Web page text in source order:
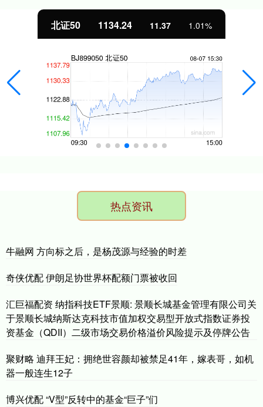
北证50 1134.24 11.37 1.01%
热点资讯
牛融网 方向标之后，是杨茂源与经验的时差
奇侠优配 伊朗足协世界杯配额门票被收回
汇巨福配资 纳指科技ETF景顺: 景顺长城基金管理有限公司关
于景顺长城纳斯达克科技市值加权交易型开放式指数证券投
资基金（QDII）二级市场交易价格溢价风险提示及停牌公告
聚财略 迪拜王妃：拥绝世容颜却被禁足41年，嫁表哥，如机
器一般连生12子
博兴优配 “V型”反转中的基金“巨子”们